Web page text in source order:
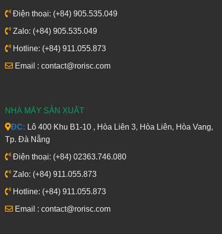
Điện thoại: (+84) 905.535.049
Zalo: (+84) 905.535.049
Hotline: (+84) 911.055.873
Email : contact@rorisc.com
NHÀ MÁY SẢN XUẤT
ĐC: Lô 400 Khu B1-10 , Hòa Liên 3, Hòa Liên, Hòa Vang,
Tp. Đà Nẵng
Điện thoại: (+84) 02363.746.080
Zalo: (+84) 911.055.873
Hotline: (+84) 911.055.873
Email : contact@rorisc.com